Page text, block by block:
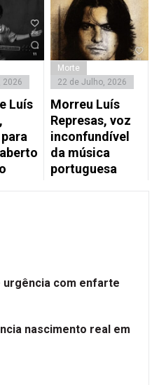
2026
Luís
Morte
22 de Julho, 2026
Morreu Luís
Represas, voz
inconfundível
da música
portuguesa
urgência com enfarte
nascimento real em